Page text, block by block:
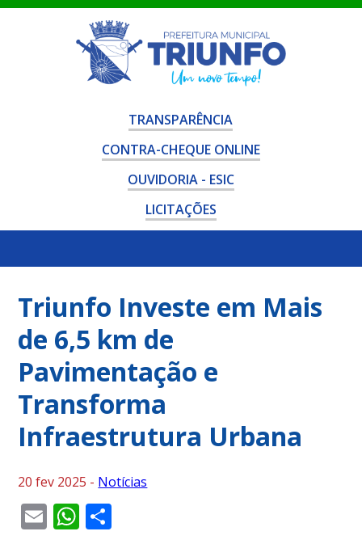
TRANSPARÊNCIA
CONTRA-CHEQUE ONLINE
OUVIDORIA - ESIC
LICITAÇÕES
Triunfo Investe em Mais
de 6,5 km de
Pavimentação e
Transforma
Infraestrutura Urbana
20 fev 2025 - Notícias
EmailWhatsApp